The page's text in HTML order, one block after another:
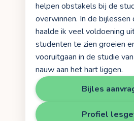
helpen obstakels bij de
overwinnen. In de bijlessen
haalde ik veel voldoening
studenten te zien groeien
vooruitgaan in de studie
nauw aan het hart liggen.
Bijles
Profiel